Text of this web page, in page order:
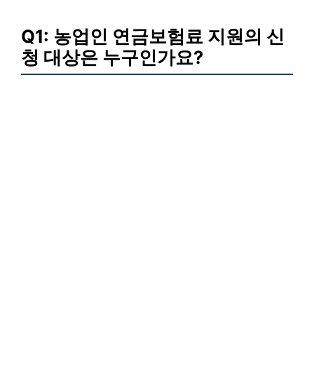
Q1: 농업인 연금보험료 지원의 신
청 대상은 누구인가요?